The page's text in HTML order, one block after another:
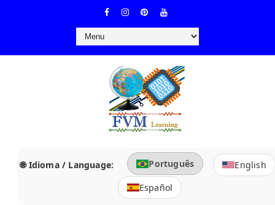
🌐 Idioma / Language: Português
English
Español